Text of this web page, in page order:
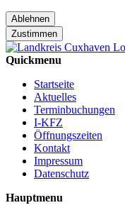
Ablehnen
Zustimmen
Quickmenu
Startseite
Aktuelles
Terminbuchungen
I-KFZ
Öffnungszeiten
Kontakt
Impressum
Datenschutz
Hauptmenu